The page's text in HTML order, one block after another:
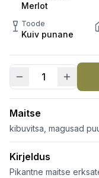
Merlot
Toode
Kuiv punane
kogus
Maitse
kibuvitsa, magusad
Kirjeldus
Pikantne maitse